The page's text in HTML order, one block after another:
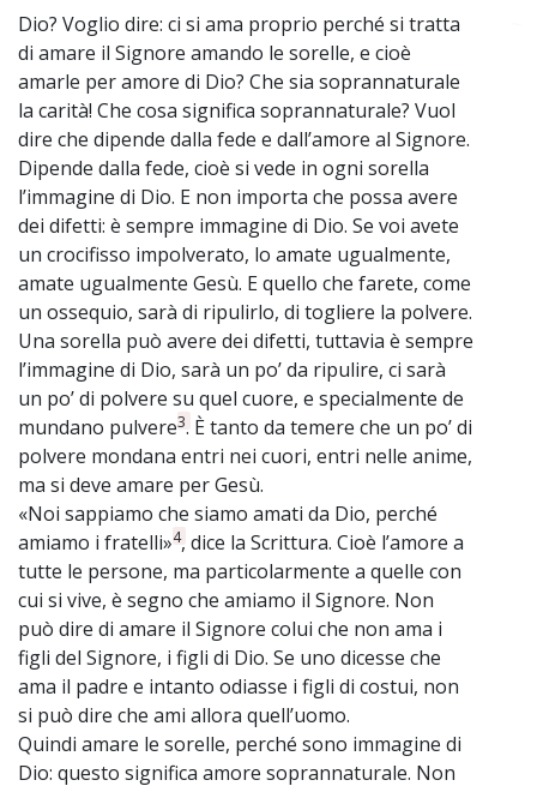
Dio? Voglio dire: ci si ama proprio perché si tratta
di amare il Signore amando le sorelle, e cioè
amarle per amore di Dio? Che sia soprannaturale
la carità! Che cosa significa soprannaturale? Vuol
dire che dipende dalla fede e dall’amore al Signore.
Dipende dalla fede, cioè si vede in ogni sorella
l’immagine di Dio. E non importa che possa avere
dei difetti: è sempre immagine di Dio. Se voi avete
un crocifisso impolverato, lo amate ugualmente,
amate ugualmente Gesù. E quello che farete, come
un ossequio, sarà di ripulirlo, di togliere la polvere.
Una sorella può avere dei difetti, tuttavia è sempre
l’immagine di Dio, sarà un po’ da ripulire, ci sarà
un po’ di polvere su quel cuore, e specialmente de
mundano pulvere3. È tanto da temere che un po’ di
polvere mondana entri nei cuori, entri nelle anime,
ma si deve amare per Gesù.
«Noi sappiamo che siamo amati da Dio, perché
amiamo i fratelli»4, dice la Scrittura. Cioè l’amore a
tutte le persone, ma particolarmente a quelle con
cui si vive, è segno che amiamo il Signore. Non
può dire di amare il Signore colui che non ama i
figli del Signore, i figli di Dio. Se uno dicesse che
ama il padre e intanto odiasse i figli di costui, non
si può dire che ami allora quell’uomo.
Quindi amare le sorelle, perché sono immagine di
Dio: questo significa amore soprannaturale. Non